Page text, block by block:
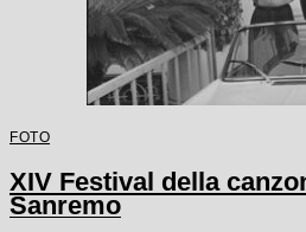
FOTO
XIV Festival della
Sanremo